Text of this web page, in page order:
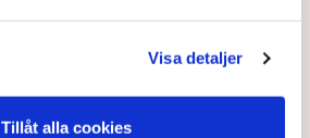
Visa detaljer
Tillåt alla cookies